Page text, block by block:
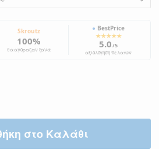
Skroutz
100%
θα αγόραζαν ξανά
● BestPrice
★★★★★
5.0/5
αξιολόγηση πελατών
στο Καλάθι